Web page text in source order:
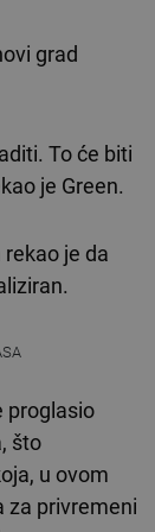
grad
To će biti
je Green.
je da
proglasio
što
u ovom
za privremeni